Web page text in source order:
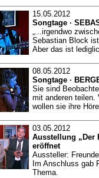
15.05.2012
Songtage ·
„...irgendwo
Sebastian Block
Aber das ist
08.05.2012
Songtage ·
Sie sind
mit anderen teilen.
wollen sie ihre
03.05.2012
Ausstellung „Der
eröffnet
Aussteller:
Im Anschluss gab
Thema.